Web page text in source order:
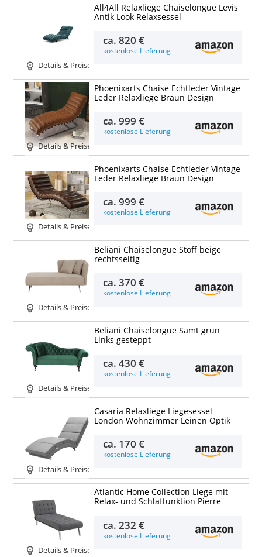
Details & Preise
All4All Relaxliege Chaiselongue Levis
Antik Look Relaxsessel
ca.820 €
kostenlose Lieferung
Details & Preise
Phoenixarts Chaise Echtleder Vintage
Leder Relaxliege Braun Design
ca.999 €
kostenlose Lieferung
Details & Preise
Phoenixarts Chaise Echtleder Vintage
Leder Relaxliege Braun Design
ca.999 €
kostenlose Lieferung
Details & Preise
Beliani Chaiselongue Stoff beige
rechtsseitig
ca.370 €
kostenlose Lieferung
Details & Preise
Beliani Chaiselongue Samt grün
Links gesteppt
ca.430 €
kostenlose Lieferung
Details & Preise
Casaria Relaxliege Liegesessel
London Wohnzimmer Leinen Optik
ca. 170 €
kostenlose Lieferung
Details & Preise
Atlantic Home Collection Liege mit
Relax- und Schlaffunktion Pierre
ca.232 €
kostenlose Lieferung